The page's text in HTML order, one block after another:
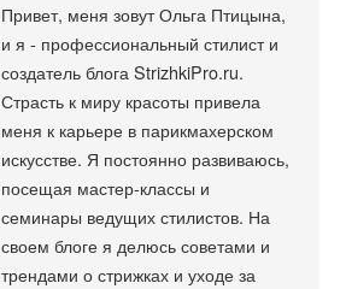
Привет, меня зовут Ольга Птицына,
и я - профессиональный стилист и
создатель блога StrizhkiPro.ru.
Страсть к миру красоты привела
меня к карьере в парикмахерском
искусстве. Я постоянно развиваюсь,
посещая мастер-классы и
семинары ведущих стилистов. На
своем блоге я делюсь советами и
трендами о стрижках и уходе за